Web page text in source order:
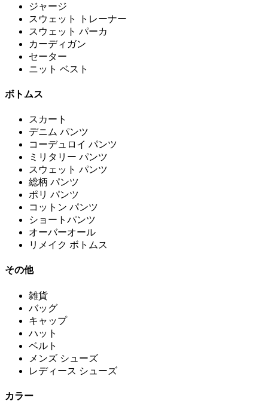
ジャージ
スウェット トレーナー
スウェット パーカ
カーディガン
セーター
ニット ベスト
ボトムス
スカート
デニム パンツ
コーデュロイ パンツ
ミリタリー パンツ
スウェット パンツ
総柄 パンツ
ポリ パンツ
コットン パンツ
ショートパンツ
オーバーオール
リメイク ボトムス
その他
雑貨
バッグ
キャップ
ハット
ベルト
メンズ シューズ
レディース シューズ
カラー